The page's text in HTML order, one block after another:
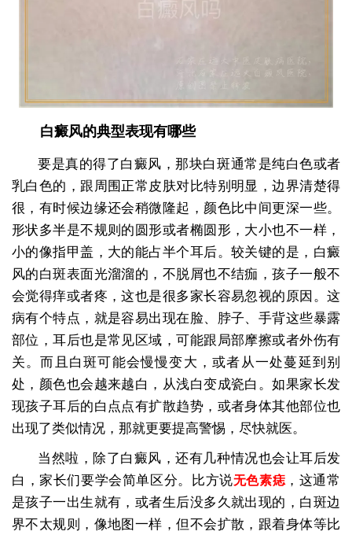
白癜风的典型表现有哪些
要是真的得了白癜风，那块白斑通常是纯白色或者
乳白色的，跟周围正常皮肤对比特别明显，边界清楚得
很，有时候边缘还会稍微隆起，颜色比中间更深一些。
形状多半是不规则的圆形或者椭圆形，大小也不一样，
小的像指甲盖，大的能占半个耳后。较关键的是，白癜
风的白斑表面光溜溜的，不脱屑也不结痂，孩子一般不
会觉得痒或者疼，这也是很多家长容易忽视的原因。这
病有个特点，就是容易出现在脸、脖子、手背这些暴露
部位，耳后也是常见区域，可能跟局部摩擦或者外伤有
关。而且白斑可能会慢慢变大，或者从一处蔓延到别
处，颜色也会越来越白，从浅白变成瓷白。如果家长发
现孩子耳后的白点点有扩散趋势，或者身体其他部位也
出现了类似情况，那就更要提高警惕，尽快就医。
当然啦，除了白癜风，还有几种情况也会让耳后发
白，家长们要学会简单区分。比方说无色素痣，这通常
是孩子一出生就有，或者生后没多久就出现的，白斑边
界不太规则，像地图一样，但不会扩散，跟着身体等比